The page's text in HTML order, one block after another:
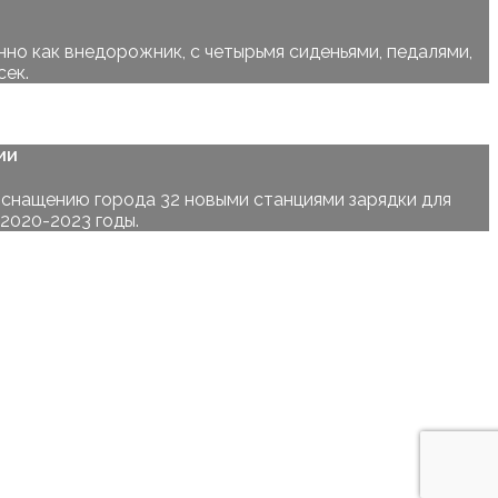
как внедорожник, с четырьмя сиденьями, педалями,
города 32 новыми станциями зарядки для
2023 годы.